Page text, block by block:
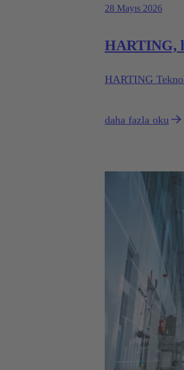
28 Mayıs 2026
HARTING,
HARTING
daha fazla oku